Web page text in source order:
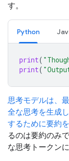
す。
Python
print(
print(
思考モデルは、
全な思考を生成
するために要約
るのは要約のみ
な思考トークン